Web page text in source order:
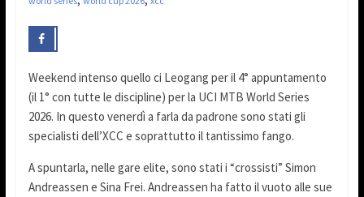
Weekend intenso quello ci Leogang per il 4° appuntamento
(il 1° con tutte le discipline) per la UCI MTB World Series
2026. In questo venerdì a farla da padrone sono stati gli
specialisti dell’XCC e soprattutto il tantissimo fango.
A spuntarla, nelle gare elite, sono stati i “crossisti” Simon
Andreassen e Sina Frei. Andreassen ha fatto il vuoto alle sue